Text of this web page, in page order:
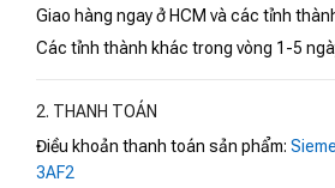
Giao hàng ngay ở HCM và các tỉnh
Các tỉnh thành khác trong vòng 1-5
2. THANH TOÁN
Điều khoản thanh toán sản phẩm:
3AF2